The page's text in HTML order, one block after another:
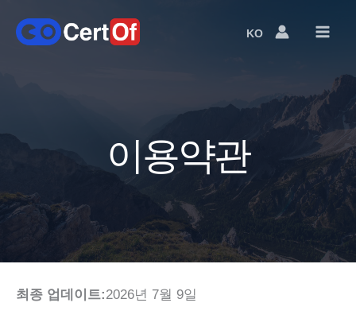
KO
Language
이용약관
최종 업데이트:2026년 7월 9일